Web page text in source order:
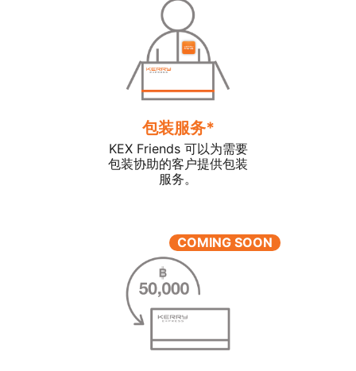
包装服务*
KEX Friends 可以为需要
包装协助的客户提供包装
服务。
COMING SOON